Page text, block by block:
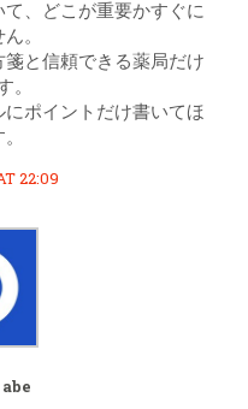
、どこが重要かすぐに
。
と信頼できる薬局だけ
。
ポイントだけ書いてほ
22:09